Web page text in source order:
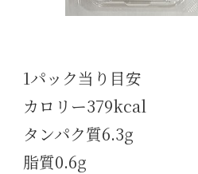
1パック当り目安
カロリー379kcal
タンパク質6.3g
脂質0.6g